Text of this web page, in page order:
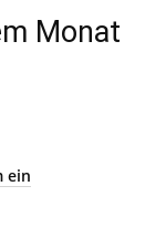
Monat
ein